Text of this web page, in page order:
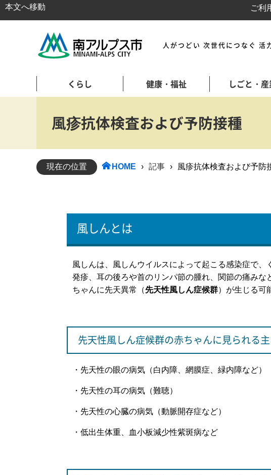
本文へ移動 ご利
人がつどい 次世代につなぐ 活
くらし 健康・福祉 しごと・
風疹抗体検査および予防接種
現在の位置 HOME › 記事 › 風疹抗体検査および予防
風しんとは
風しんは、風しんウイルスによって起こる感染症で
発疹、耳の後ろや首のリンパ節の腫れ、関節の痛み
ちゃんに先天異常（先天性風しん症候群）が生じる可
先天性風しん症候群の赤ちゃんに見られる
・先天性の眼の病気（白内障、網膜症、緑内障など）
・先天性の耳の病気（難聴）
・先天性の心臓の病気（動脈開存症など）
・低出生体重、血小板減少性紫斑病など